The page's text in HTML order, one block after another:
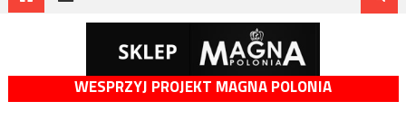
WESPRZYJ PROJEKT MAGNA POLONIA